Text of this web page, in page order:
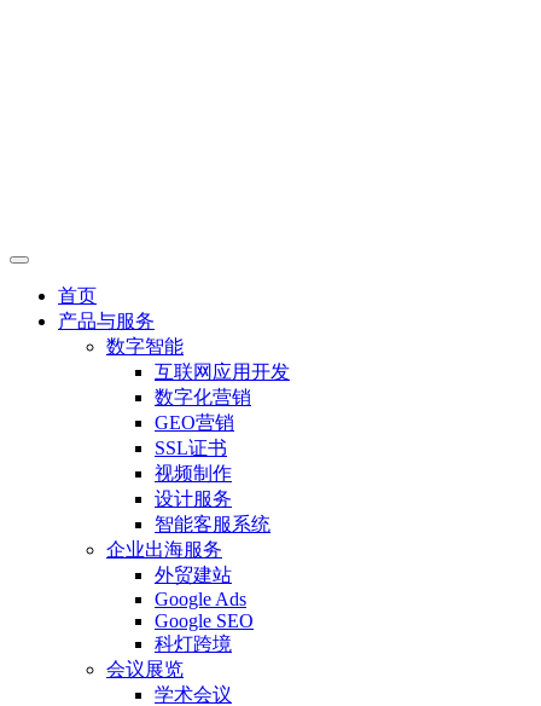
首页
产品与服务
数字智能
互联网应用开发
数字化营销
GEO营销
SSL证书
视频制作
设计服务
智能客服系统
企业出海服务
外贸建站
Google Ads
Google SEO
科灯跨境
会议展览
学术会议